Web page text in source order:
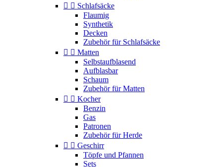
  Schlafsäcke
Flaumig
Synthetik
Decken
Zubehör für Schlafsäcke
  Matten
Selbstaufblasend
Aufblasbar
Schaum
Zubehör für Matten
  Kocher
Benzin
Gas
Patronen
Zubehör für Herde
  Geschirr
Töpfe und Pfannen
Sets